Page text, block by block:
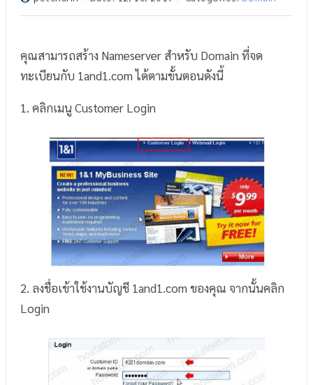
คุณสามารถสร้าง Nameserver สำหรับ Domain ที่จด
ทะเบียนกับ 1and1.com ได้ตามขั้นตอนดังนี้
1. คลิกเมนู Customer Login
2. ลงชื่อเข้าใช้งานบัญชี 1and1.com ของคุณ จากนั้นคลิก
Login